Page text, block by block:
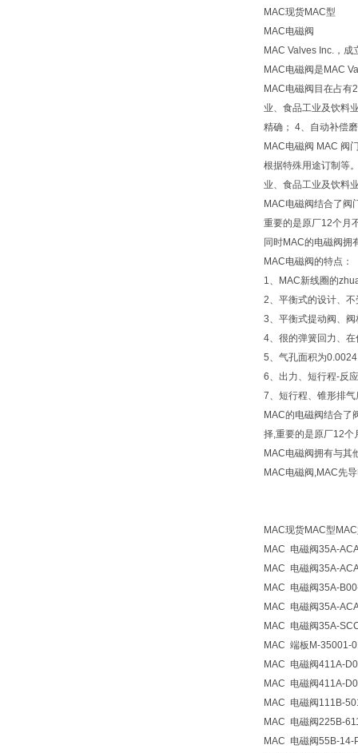
MAC现货MAC型
MAC电磁阀
MAC Valves Inc.，
MAC电磁阀是MAC
MAC电磁阀目在占有
业、食品工业及饮料
精确； 4、自动补偿
MAC电磁阀 MAC 阀
根据特殊用途订制等
业、食品工业及饮料
MAC电磁阀结合了阀
重要的是原厂12个月
同时MAC的电磁阀拥
MAC电磁阀的特点：
1、MAC新线圈的
2、平衡式的设计、
3、平衡式提动阀、
4、很的弹簧回力、
5、气孔面积为
6、出力、短行程-反
7、短行程、锥形排
MAC的电磁阀结合了
择,重要的是原厂12个
MAC电磁阀拥有与其
MAC电磁阀,MAC先
MAC现货MAC型
MAC 电磁阀35A-
MAC 电磁阀35A-
MAC 电磁阀35A-
MAC 电磁阀35A-
MAC 电磁阀35A-
MAC 端板 M-35001-
MAC 电磁阀411A-
MAC 电磁阀411A-
MAC 电磁阀 111B-
MAC 电磁阀225B-
MAC 电磁阀55B-14-